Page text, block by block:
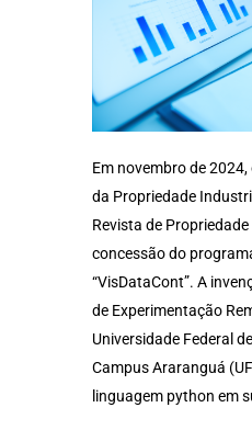
Em novembro de
da Propriedade
Revista de
concessão do
“VisDataCont”. A
de Experimentação
Universidade Federal
Campus Araranguá
linguagem python em